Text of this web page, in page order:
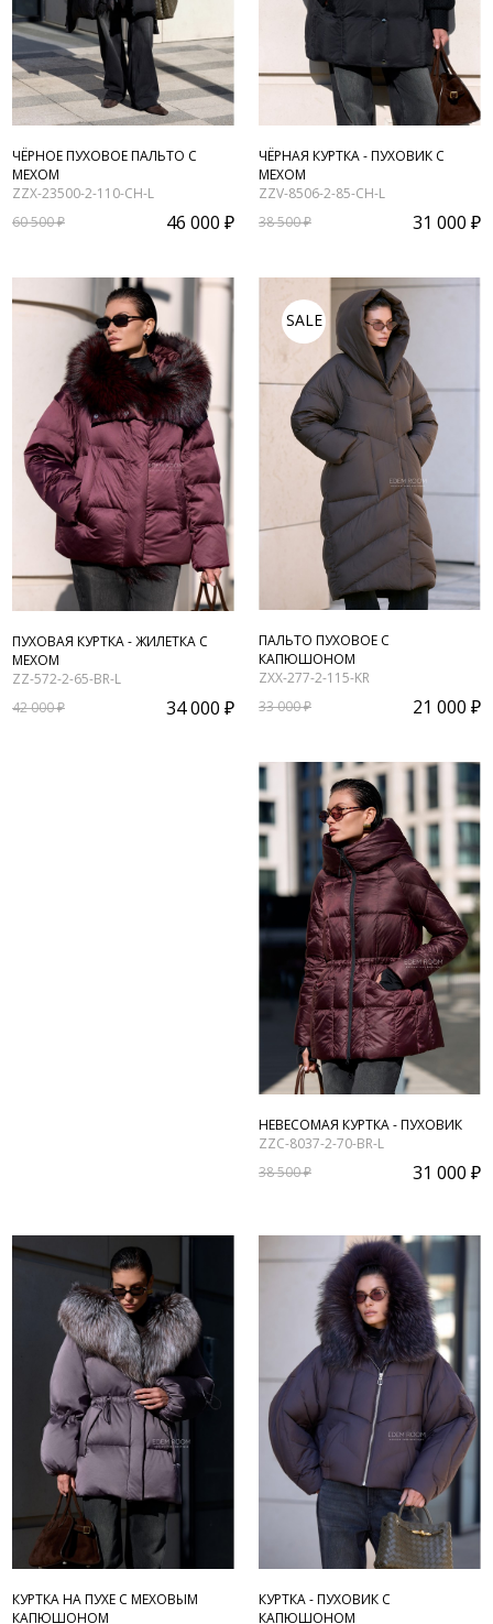
ЧЁРНОЕ ПУХОВОЕ ПАЛЬТО С
МЕХОМ
ZZX-23500-2-110-CH-L
60 500 ₽
46 000 ₽
ЧЁРНАЯ КУРТКА - ПУХОВИК С
МЕХОМ
ZZV-8506-2-85-CH-L
38 500 ₽
31 000 ₽
ПУХОВАЯ КУРТКА - ЖИЛЕТКА С
МЕХОМ
ZZ-572-2-65-BR-L
42 000 ₽
34 000 ₽
SALE
ПАЛЬТО ПУХОВОЕ С
КАПЮШОНОМ
ZXX-277-2-115-KR
33 000 ₽
21 000 ₽
НЕВЕСОМАЯ КУРТКА - ПУХОВИК
ZZC-8037-2-70-BR-L
38 500 ₽
31 000 ₽
КУРТКА НА ПУХЕ С МЕХОВЫМ
КАПЮШОНОМ
КУРТКА - ПУХОВИК С
КАПЮШОНОМ